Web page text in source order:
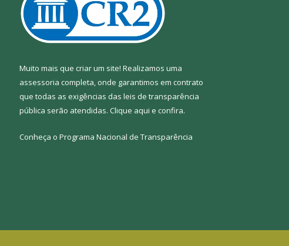
Muito mais que criar um site! Realizamos uma
assessoria completa, onde garantimos em contrato
que todas as exigências das leis de transparência
pública serão atendidas. Clique aqui e confira.
Conheça o Programa Nacional de Transparência